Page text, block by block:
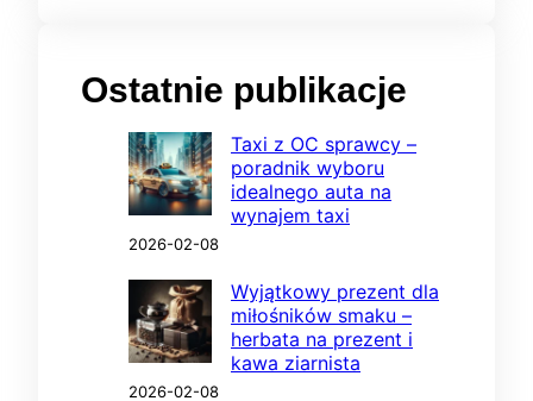
Ostatnie publikacje
Taxi z OC sprawcy –
poradnik wyboru
idealnego auta na
wynajem taxi
2026-02-08
Wyjątkowy prezent dla
miłośników smaku –
herbata na prezent i
kawa ziarnista
2026-02-08